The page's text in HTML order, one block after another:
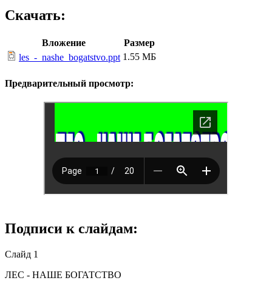
Скачать:
Вложение
Размер
les_-_nashe_bogatstvo.ppt 1.55 МБ
Предварительный просмотр:
Подписи к слайдам:
Слайд 1
ЛЕС - НАШЕ БОГАТСТВО